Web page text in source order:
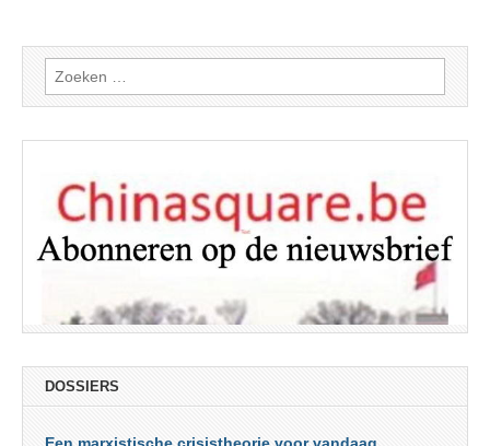
Zoeken
naar:
DOSSIERS